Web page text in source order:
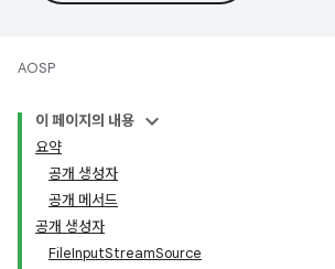
AOSP
이 페이지의 내용
요약
공개 생성자
공개 메서드
공개 생성자
FileInputStreamSource